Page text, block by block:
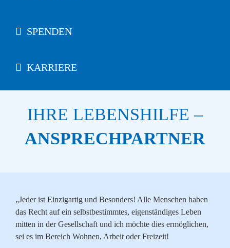
SPENDEN
KARRIERE
IHRE LEBENSHILFE –
ANSPRECHPARTNER
„Jeder ist Einzigartig und Besonders! Alle Menschen haben
das Recht auf ein selbstbestimmtes, eigenständiges Leben
mitten in der Gesellschaft und ich möchte dies ermöglichen,
sei es im Bereich Wohnen, Arbeit oder Freizeit!